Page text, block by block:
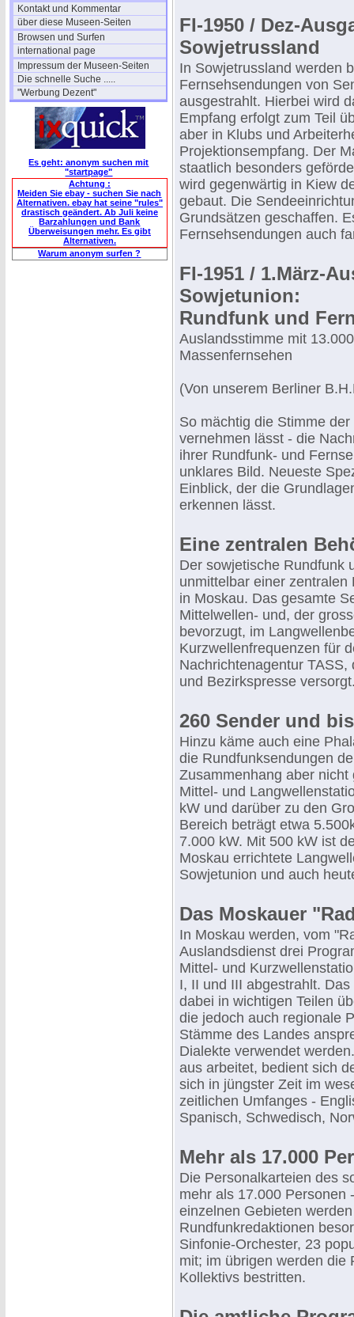
Kontakt und Kommentar
über diese Museen-Seiten
Browsen und Surfen
international page
Impressum der Museen-Seiten
Die schnelle Suche .....
"Werbung Dezent"
Es geht: anonym suchen mit
"startpage"
Achtung :
Meiden Sie ebay - suchen Sie nach
Alternativen. ebay hat seine "rules"
drastisch geändert. Ab Juli keine
Barzahlungen und Bank
Überweisungen mehr. Es gibt
Alternativen.
Warum anonym surfen ?
FI-1950 / Dez-
Sowjetrussland
In Sowjetrussland werden
Fernsehsendungen von
ausgestrahlt. Hierbei wird
Empfang erfolgt zum Teil
aber in Klubs und
Projektionsempfang. Der
staatlich besonders
wird gegenwärtig in Kiew
gebaut. Die
Grundsätzen geschaffen.
Fernsehsendungen auch
FI-1951 / 1.März-
Sowjetunion:
Rundfunk und
Auslandsstimme mit
Massenfernsehen
(Von unserem Berliner
So mächtig die Stimme
vernehmen lässt - die
ihrer Rundfunk- und
unklares Bild. Neueste
Einblick, der die
erkennen lässt.
Eine zentralen
Der sowjetische Rundfunk
unmittelbar einer
in Moskau. Das gesamte
Mittelwellen- und, der
bevorzugt, im
Kurzwellenfrequenzen für
Nachrichtenagentur
und Bezirkspresse
260 Sender und
Hinzu käme auch eine
die Rundfunksendungen
Zusammenhang aber
Mittel- und
kW und darüber zu den
Bereich beträgt etwa
7.000 kW. Mit 500 kW ist
Moskau errichtete
Sowjetunion und auch
Das Moskauer
In Moskau werden, vom
Auslandsdienst drei
Mittel- und
I, II und III abgestrahlt.
dabei in wichtigen Teilen
die jedoch auch regionale
Stämme des Landes
Dialekte verwendet
aus arbeitet, bedient sich
sich in jüngster Zeit im
zeitlichen Umfanges -
Spanisch, Schwedisch,
Mehr als 17.000
Die Personalkarteien des
mehr als 17.000 Personen
einzelnen Gebieten
Rundfunkredaktionen
Sinfonie-Orchester, 23
mit; im übrigen werden die
Kollektivs bestritten.